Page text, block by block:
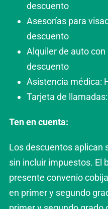
descuento
Asesorías para
descuento
Alquiler de auto con
descuento
Asistencia médica:
Tarjeta de
Ten en cuenta:
Los descuentos aplican
sin incluir impuestos. El
presente convenio
en primer y segundo